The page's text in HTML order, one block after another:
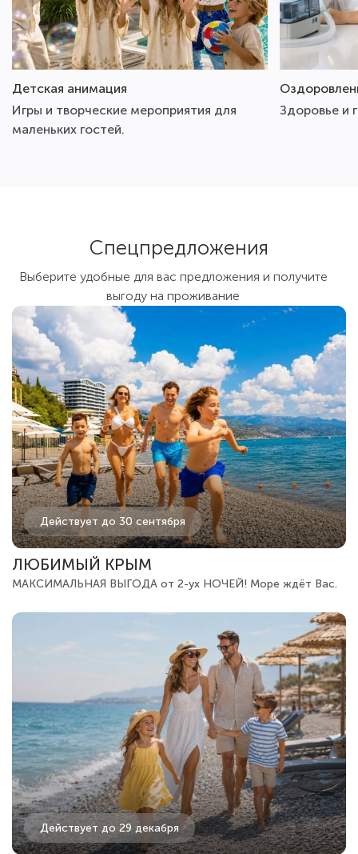
Детская анимация
Игры и творческие мероприятия для
маленьких гостей.
Здоровье и
Спецпредложения
Выберите удобные для вас предложения и получите
выгоду на проживание
Действует до 30 сентября
ЛЮБИМЫЙ КРЫМ
МАКСИМАЛЬНАЯ ВЫГОДА от 2-ух НОЧЕЙ! Море ждёт Вас.
Действует до 29 декабря